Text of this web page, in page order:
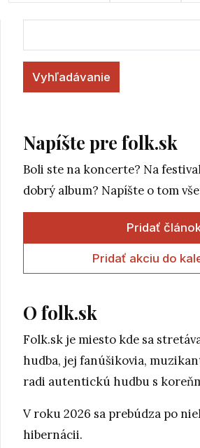
Napíšte pre folk.sk
Boli ste na koncerte? Na
dobrý album? Napíšte o tom
Pridať
Pridať akciu do
O folk.sk
Folk.sk je miesto kde sa
hudba, jej fanúšikovia,
radi autentickú hudbu s
V roku 2026 sa prebúdza po
hibernácii.